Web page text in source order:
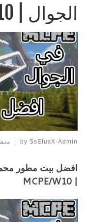
الجوال | MCPE/W10
by SsEluxX-Admin
|
افضل بيت مطور
| MCPE/W10